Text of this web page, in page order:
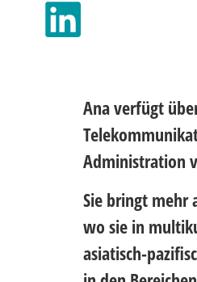
Ana verfügt
Administration
Sie bringt mehr
wo sie in
asiatisch-